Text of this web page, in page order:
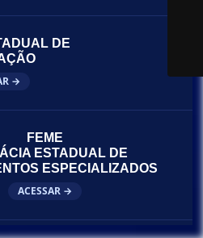
DE
→
FEME
ESTADUAL DE
ESPECIALIZADOS
ACESSAR →